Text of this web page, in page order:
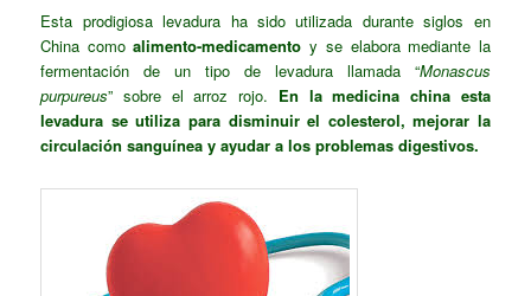
Esta prodigiosa levadura ha sido utilizada durante siglos en
China comoalimento-medicamento y se elabora mediante la
fermentación de un tipo de levadura llamada “Monascus
purpureus” sobre el arroz rojo. En la medicina china esta
levadura se utiliza para disminuir el colesterol, mejorar la
circulación sanguínea y ayudar a los problemas digestivos.